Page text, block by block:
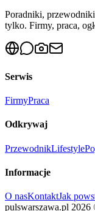
Poradniki,
tylko. Firmy, praca,
Serwis
FirmyPraca
Odkrywaj
PrzewodnikLifestyle
Informacje
O nasKontaktJak
pulswarszawa.pl 2026